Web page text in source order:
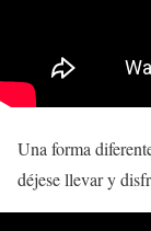
Una forma
déjese llevar y